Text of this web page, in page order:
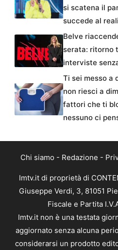
si scatena il
succede al
Belve
serata: ritorno
interviste
Ti sei messo a
non riesci a
fattori che ti
nessuno ci
Chi siamo - Redazione -
Imtv.it di proprietà di
Giuseppe Verdi, 3, 81051
Fiscale e Partita
Imtv.it non è una testata
aggiornato senza alcuna
considerarsi un prodotto